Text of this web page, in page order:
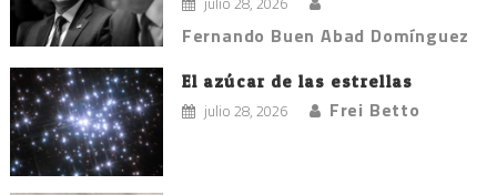
Fernando Buen Abad Domínguez
El azúcar de las estrellas
julio 28, 2026 Frei Betto